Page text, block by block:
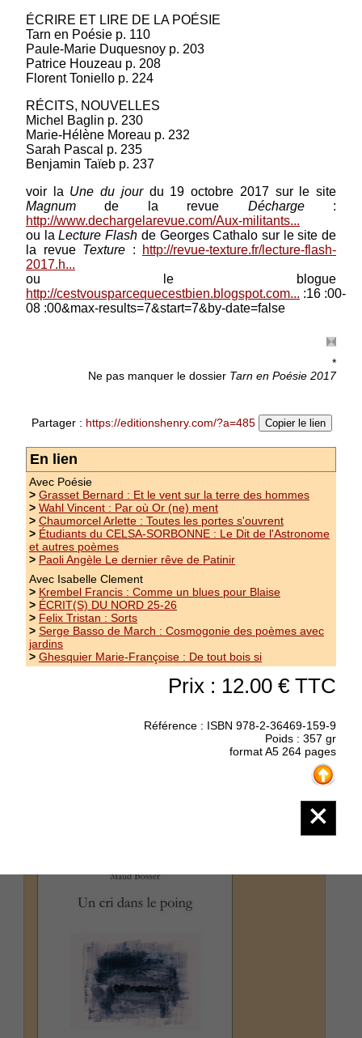
Le Boël Jean : jusqu'au jour
Prix Mallarmé 2020 - collection Les Écrits du
Nord nous voudrions passer sur cette terre
comme le nageur dans la rivière sans rien
troubler que le reflet des rives et l'eau après lui
se referme Lire la note de lecture de Jacques
Vincent...(suite)
Prix : 10.00 €
Morin Jacques : L'éternité et des
poussières
collection La Main aux Poètes - La mer en
continu avec le vent qui emporte le soir voir la
lecture de Georges Cathalo sur le site Texture
ÉCRIRE ET LIRE DE LA POÉSIE
Tarn en Poésie p. 110
Paule-Marie Duquesnoy p. 203
Patrice Houzeau p. 208
Florent Toniello p. 224
RÉCITS, NOUVELLES
Michel Baglin p. 230
Marie-Hélène Moreau p. 232
Sarah Pascal p. 235
Benjamin Taïeb p. 237
voir la Une du jourdu 19 octobre 2017 sur le site
Magnum de la revue Décharge:
http://www.dechargelarevue.com/Aux-militants...
ou laLecture Flash de Georges Cathalo sur le site de
la revue Texture :
http://revue-texture.fr/lecture-flash-
2017.h...
ou le blogue
http://cestvousparcequecestbien.blogspot.com... :16 :00-
08 :00&max-results=7&start=7&by-date=false
*
Ne pas manquer le dossier Tarn en Poésie 2017
Partager : https://editionshenry.com/?a=485 Copier le lien
En lien
Avec Poésie
> Grasset Bernard : Et le vent sur la terre des hommes
> Wahl Vincent : Par où Or (ne) ment
> Chaumorcel Arlette : Toutes les portes s'ouvrent
> Étudiants du CELSA-SORBONNE : Le Dit de l'Astronome
et autres poèmes
> Paoli Angèle Le dernier rêve de Patinir
Avec Isabelle Clement
> Krembel Francis : Comme un blues pour Blaise
> ÉCRIT(S) DU NORD 25-26
> Felix Tristan : Sorts
> Serge Basso de March : Cosmogonie des poèmes avec
jardins
> Ghesquier Marie-Françoise : De tout bois si
Prix : 12.00 € TTC
Référence : ISBN 978-2-36469-159-9
Poids : 357 gr
format A5 264 pages